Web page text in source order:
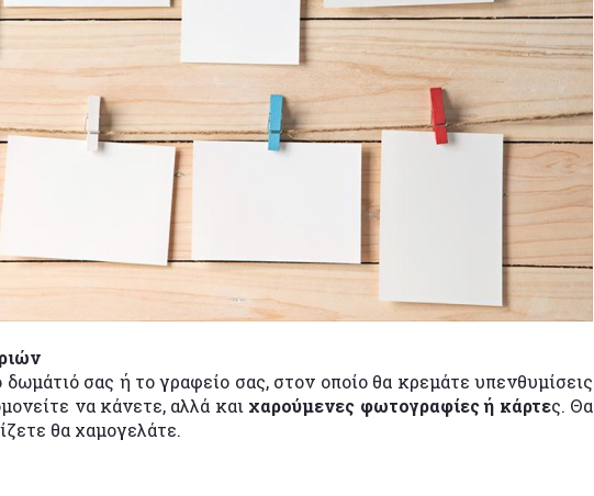
σας ή το γραφείο σας, στον οποίο θα κρεμάτε υπενθυμίσεις
να κάνετε, αλλά και χαρούμενες φωτογραφίες ή κάρτες. Θα
θα χαμογελάτε.